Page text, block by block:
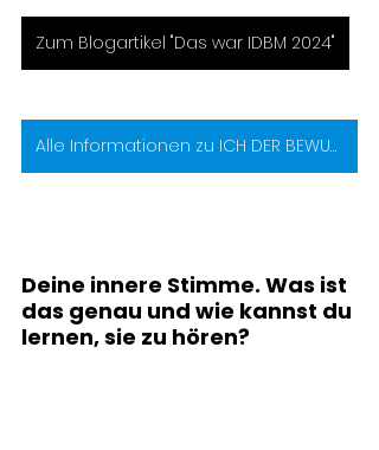
Zum Blogartikel "Das war IDBM 2024"
Alle Informationen zu ICH DER BEWUSSTE MENSCH 2025
Deine innere Stimme. Was ist
das genau und wie kannst du
lernen, sie zu hören?